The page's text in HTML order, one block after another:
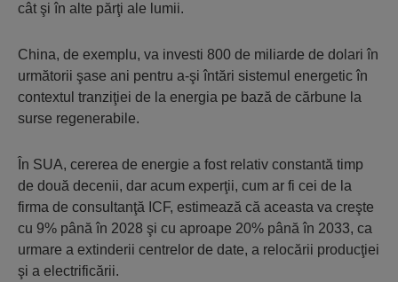
cât şi în alte părţi ale lumii.
China, de exemplu, va investi 800 de miliarde de dolari în
următorii şase ani pentru a-şi întări sistemul energetic în
contextul tranziţiei de la energia pe bază de cărbune la
surse regenerabile.
În SUA, cererea de energie a fost relativ constantă timp
de două decenii, dar acum experţii, cum ar fi cei de la
firma de consultanţă ICF, estimează că aceasta va creşte
cu 9% până în 2028 şi cu aproape 20% până în 2033, ca
urmare a extinderii centrelor de date, a relocării producţiei
şi a electrificării.